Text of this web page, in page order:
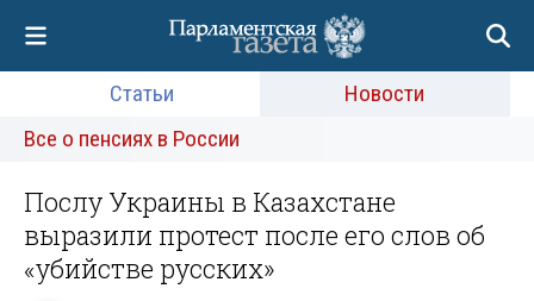
Статьи
Новости
Все о пенсиях в России
Послу Украины в Казахстане
выразили протест после его слов об
«убийстве русских»